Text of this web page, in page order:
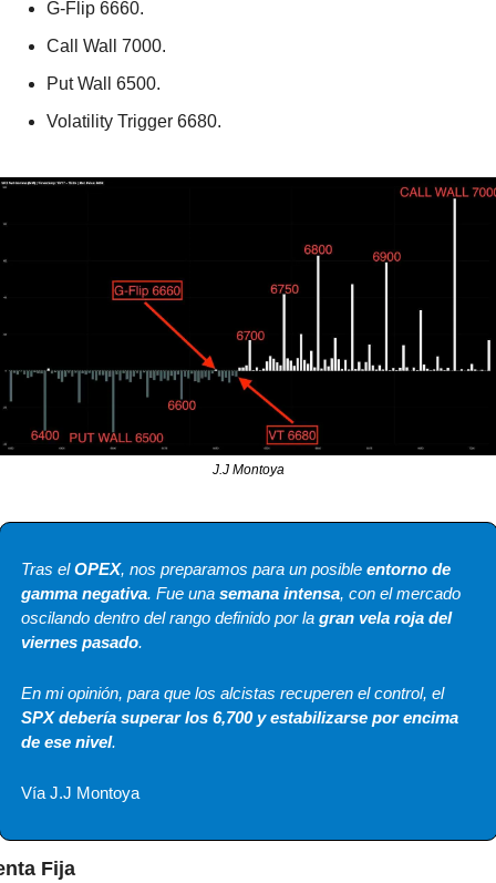
G-Flip 6660.
Call Wall 7000.
Put Wall 6500.
Volatility Trigger 6680.
J.J Montoya
Tras el OPEX, nos preparamos para un posible entorno de
gamma negativa. Fue una semana intensa, con el mercado
oscilando dentro del rango definido por la gran vela roja del
viernes pasado.
En mi opinión, para que los alcistas recuperen el control, el
SPX debería superar los 6,700 y estabilizarse por encima
de ese nivel.
Vía J.J Montoya
Fija